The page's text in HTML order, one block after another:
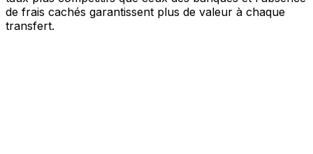
de frais cachés garantissent plus de valeur à chaque
transfert.